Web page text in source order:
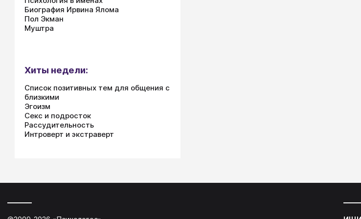
Биография Ирвина Ялома
Пол Экман
Муштра
Хиты недели:
Список позитивных тем для общения с
близкими
Эгоизм
Секс и подросток
Рассудительность
Интроверт и экстраверт